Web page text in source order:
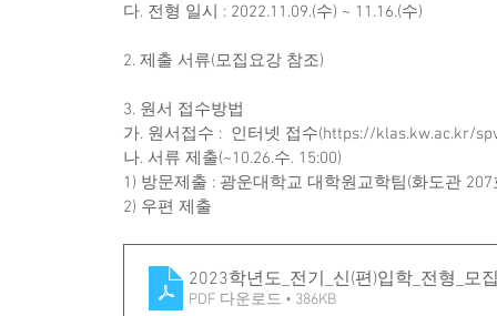
다. 전형 일시 : 2022.11.09.(수) ~ 11.16.(수)
2. 제출 서류(모집요강 참조)
3. 원서 접수방법
가. 원서접수 :  인터넷 접수(https://klas.kw.ac.kr/
나. 서류 제출(~10.26.수. 15:00)
1) 방문제출 : 광운대학교 대학원교학팀(화도관 207
2) 우편 제출
2023학년도_전기_신(편)입학_전형_모
PDF 다운로드 • 386KB